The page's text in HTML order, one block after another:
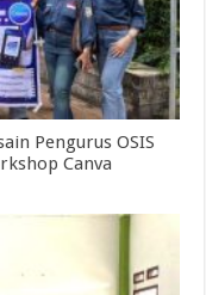
Pengurus OSIS
Canva